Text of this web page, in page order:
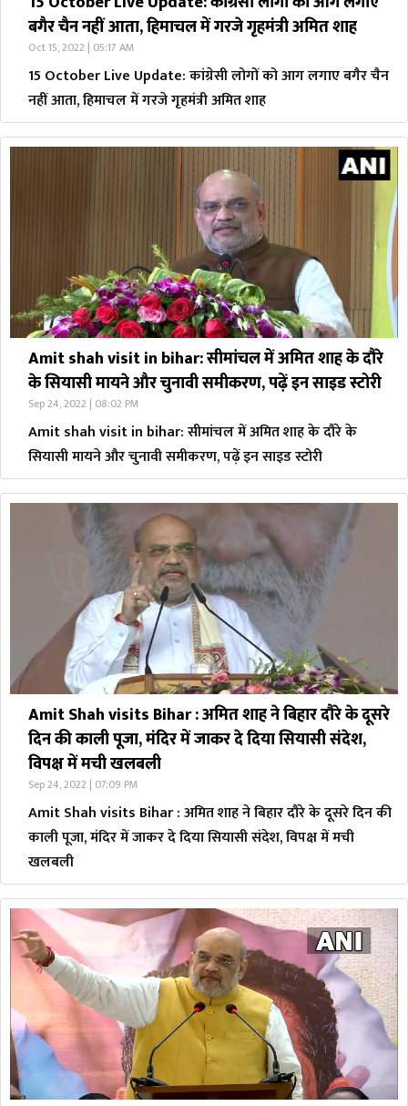
बगैर चैन नहीं आता, हिमाचल में गरजे गृहमंत्री अमित शाह
Oct 15, 2022 | 05:17 AM
15 October Live Update: कांग्रेसी लोगों को आग लगाए बगैर चैन
नहीं आता, हिमाचल में गरजे गृहमंत्री अमित शाह
Amit shah visit in bihar: सीमांचल में अमित शाह के दौरे
के सियासी मायने और चुनावी समीकरण, पढ़ें इन साइड स्टोरी
Sep 24, 2022 | 08:02 PM
Amit shah visit in bihar: सीमांचल में अमित शाह के दौरे के
सियासी मायने और चुनावी समीकरण, पढ़ें इन साइड स्टोरी
Amit Shah visits Bihar : अमित शाह ने बिहार दौरे के दूसरे
दिन की काली पूजा, मंदिर में जाकर दे दिया सियासी संदेश,
विपक्ष में मची खलबली
Sep 24, 2022 | 07:09 PM
Amit Shah visits Bihar : अमित शाह ने बिहार दौरे के दूसरे दिन की
काली पूजा, मंदिर में जाकर दे दिया सियासी संदेश, विपक्ष में मची
खलबली